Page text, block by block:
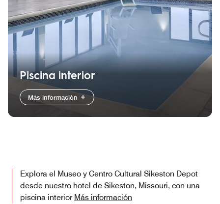
Piscina interior
Más información
Explora el Museo y Centro Cultural Sikeston Depot
desde nuestro hotel de Sikeston, Missouri, con una
piscina interior Más información